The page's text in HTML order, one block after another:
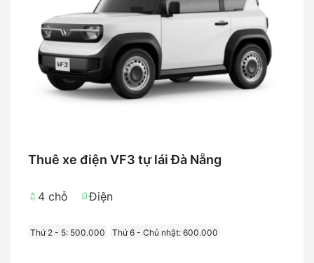
Thuê xe điện VF3 tự lái Đà Nẵng
4 chỗ Điện
Thứ 2 - 5: 500.000 Thứ 6 - Chủ nhật: 600.000